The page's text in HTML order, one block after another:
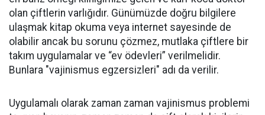
olan çiftlerin varlığıdır. Günümüzde doğru bilgilere
ulaşmak kitap okuma veya internet sayesinde de
olabilir ancak bu sorunu çözmez, mutlaka çiftlere bir
takım uygulamalar ve “ev ödevleri” verilmelidir.
Bunlara "vajinismus egzersizleri" adı da verilir.
Uygulamalı olarak zaman zaman vajinismus problemi